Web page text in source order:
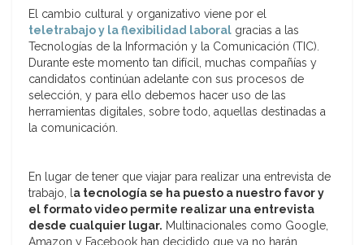
El cambio cultural y organizativo viene por el
teletrabajo y la flexibilidad laboral gracias a las
Tecnologías de la Información y la Comunicación (TIC).
Durante este momento tan difícil, muchas compañías y
candidatos continúan adelante con sus procesos de
selección, y para ello debemos hacer uso de las
herramientas digitales, sobre todo, aquellas destinadas a
la comunicación.
En lugar de tener que viajar para realizar una entrevista de
trabajo, la tecnología se ha puesto a nuestro favor y
el formato video permite realizar una entrevista
desde cualquier lugar. Multinacionales como Google,
Amazon y Facebook han decidido que ya no harán